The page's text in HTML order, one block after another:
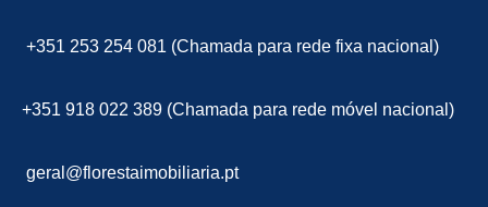
+351 253 254 081 (Chamada para rede fixa nacional)
+351 918 022 389 (Chamada para rede móvel nacional)
geral@florestaimobiliaria.pt